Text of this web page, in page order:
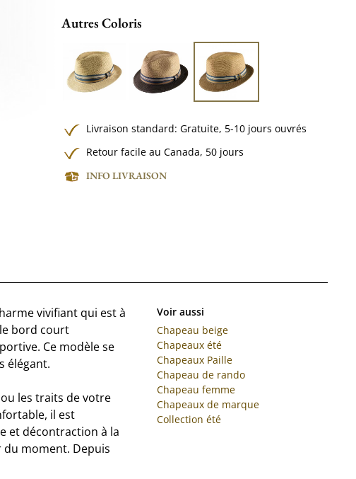
Autres Coloris
Livraison standard:Gratuite, 5-10 jours ouvrés
Retour facile au Canada, 50 jours
INFO LIVRAISON
vivifiant qui est à
bord court
Ce modèle se
élégant.
les traits de votre
il est
et décontraction à la
du moment. Depuis
Voir aussi
Chapeau beige
Chapeaux été
Chapeaux Paille
Chapeau de rando
Chapeau femme
Chapeaux de marque
Collection été